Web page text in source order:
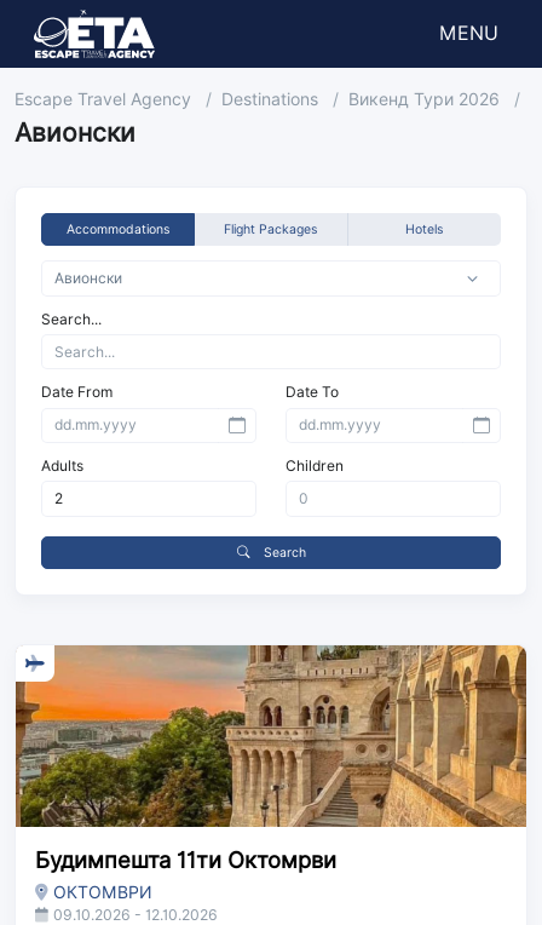
MENU
Авионски
Escape Travel Agency Destinations Викенд Тури 2026
Accommodations Flight Packages Hotels
Search...
Date From Date To
Adults Children
Search
Будимпешта 11ти Октомрви
ОКТОМВРИ
09.10.2026 - 12.10.2026